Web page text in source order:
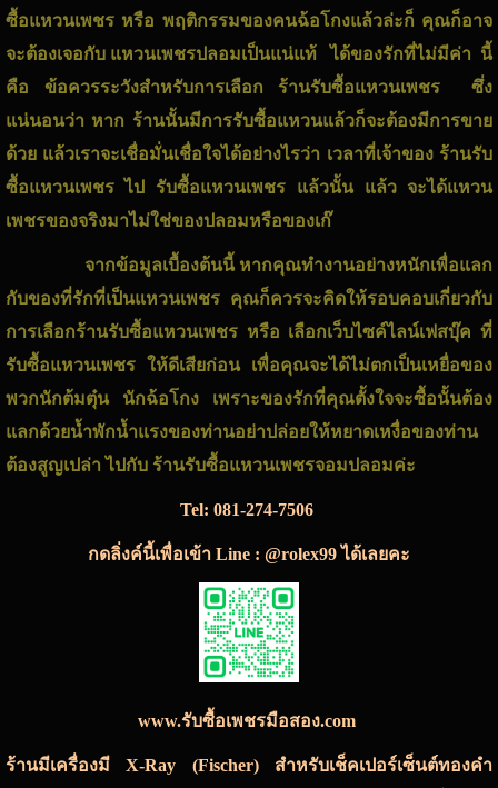
ซื้อแหวนเพชรหรือ พฤติกรรมของคนฉ้อโกงแล้วล่ะก็ คุณก็อาจ
จะต้องเจอกับแหวนเพชรปลอมเป็นแน่แท้ ได้ของรักที่ไม่มีค่า นี้
คือ ข้อควรระวังสำหรับการเลือก ร้านรับซื้อแหวนเพชร ซึ่ง
แน่นอนว่า หาก ร้านนั้นมีการรับซื้อแหวนแล้วก็จะต้องมีการขาย
ด้วย แล้วเราจะเชื่อมั่นเชื่อใจได้อย่างไรว่า เวลาที่เจ้าของร้านรับ
ซื้อแหวนเพชรไป รับซื้อแหวนเพชร แล้วนั้น แล้ว จะได้แหวน
เพชรของจริงมาไม่ใช่ของปลอมหรือของเก๊
จากข้อมูลเบื้องต้นนี้ หากคุณทำงานอย่างหนักเพื่อแลก
กับของที่รักที่เป็นแหวนเพชรคุณก็ควรจะคิดให้รอบคอบเกี่ยวกับ
การเลือกร้านรับซื้อแหวนเพชรหรือ เลือกเว็บไซค์ไลน์เฟสบุ๊ค ที่
รับซื้อแหวนเพชรให้ดีเสียก่อน เพื่อคุณจะได้ไม่ตกเป็นเหยื่อของ
พวกนักต้มตุ๋น นักฉ้อโกง เพราะของรักที่คุณตั้งใจจะซื้อนั้นต้อง
แลกด้วยน้ำพักน้ำแรงของท่านอย่าปล่อยให้หยาดเหงื่อของท่าน
ต้องสูญเปล่า ไปกับ ร้านรับซื้อแหวนเพชรจอมปลอมค่ะ
Tel: 081-274-7506
กดลิ่งค์นี้เพื่อเข้า Line : @rolex99 ได้เลยคะ
www.รับซื้อเพชรมือสอง.com
ร้านมีเครื่องมี X-Ray (Fischer) สำหรับเช็คเปอร์เซ็นต์ทองคำ